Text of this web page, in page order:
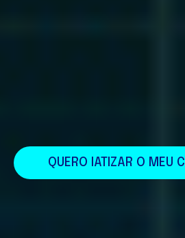
QUERO IATIZAR O MEU